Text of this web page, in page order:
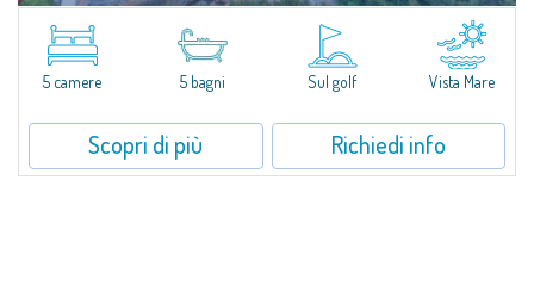
Villa Smeralda, a firma del celebre Architetto Jean Claude Lesuisse, si
affaccia in posizione dominante sulla baia del Pevero, con una vista
panoramica sul mare e sulle colline di Pantogia. La proprietà fa parte di
un...5 camere 5 bagni Sul golf Vista Mare
Scopri di più Richiedi info